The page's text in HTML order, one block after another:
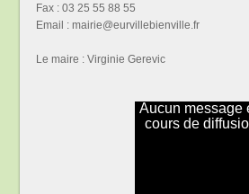
Fax : 03 25 55 88 55
Email : mairie@eurvillebienville.fr
Le maire : Virginie Gerevic